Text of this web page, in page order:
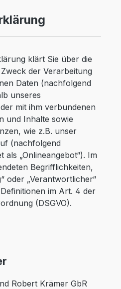
klärt Sie über die
der Verarbeitung
Daten (nachfolgend
unseres
mit ihm verbundenen
und Inhalte sowie
wie z.B. unser
(nachfolgend
als „Onlineangebot“). Im
Begrifflichkeiten,
oder „Verantwortlicher“
im Art. 4 der
(DSGVO).
Robert Krämer GbR